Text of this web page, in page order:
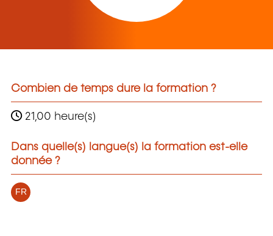
Combien de temps dure la formation ?
21,00 heure(s)
Dans quelle(s) langue(s) la formation est-elle
donnée ?
FR